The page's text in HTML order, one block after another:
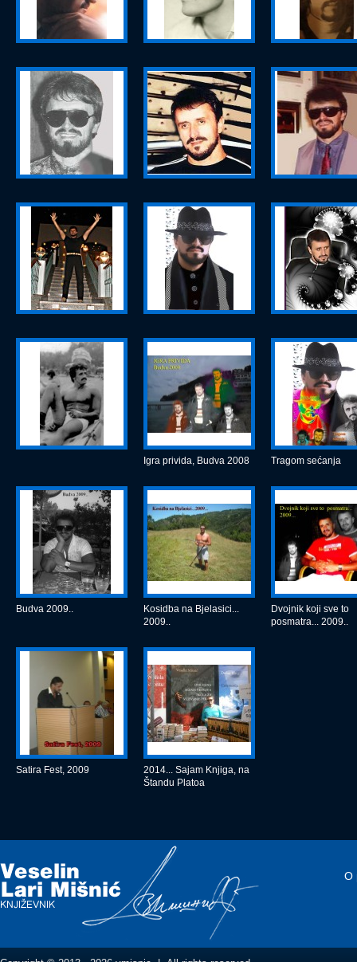
Igra privida, Budva 2008 Tragom sećanja
Budva 2009..
Kosidba na Bjelasici...
2009..
Dvojnik koji sve to
posmatra... 2009..
Satira Fest, 2009
2014... Sajam Knjiga, na
Štandu Platoa
O